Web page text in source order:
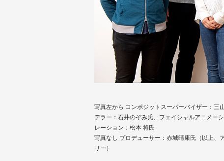
写真左から コンポジットスーパーバイザー：三
デラー：石井のぞみ氏、フェイシャルアニメー
レーション：松本 将氏
写真なし プロデューサー：赤城晴康氏（以上、
リー）